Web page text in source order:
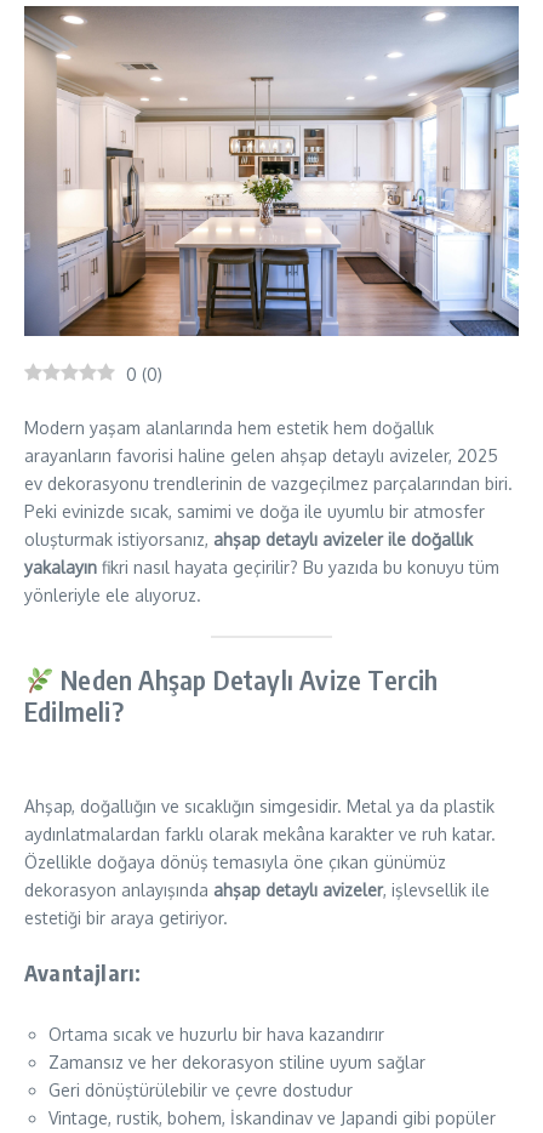
0 (0)
Modern yaşam alanlarında hem estetik hem doğallık
arayanların favorisi haline gelen ahşap detaylı avizeler, 2025
ev dekorasyonu trendlerinin de vazgeçilmez parçalarından biri.
Peki evinizde sıcak, samimi ve doğa ile uyumlu bir atmosfer
oluşturmak istiyorsanız, ahşap detaylı avizeler ile doğallık
yakalayın fikri nasıl hayata geçirilir? Bu yazıda bu konuyu tüm
yönleriyle ele alıyoruz.
Neden Ahşap Detaylı Avize Tercih
Edilmeli?
Ahşap, doğallığın ve sıcaklığın simgesidir. Metal ya da plastik
aydınlatmalardan farklı olarak mekâna karakter ve ruh katar.
Özellikle doğaya dönüş temasıyla öne çıkan günümüz
dekorasyon anlayışında ahşap detaylı avizeler, işlevsellik ile
estetiği bir araya getiriyor.
Avantajları:
Ortama sıcak ve huzurlu bir hava kazandırır
Zamansız ve her dekorasyon stiline uyum sağlar
Geri dönüştürülebilir ve çevre dostudur
Vintage, rustik, bohem, İskandinav ve Japandi gibi popüler